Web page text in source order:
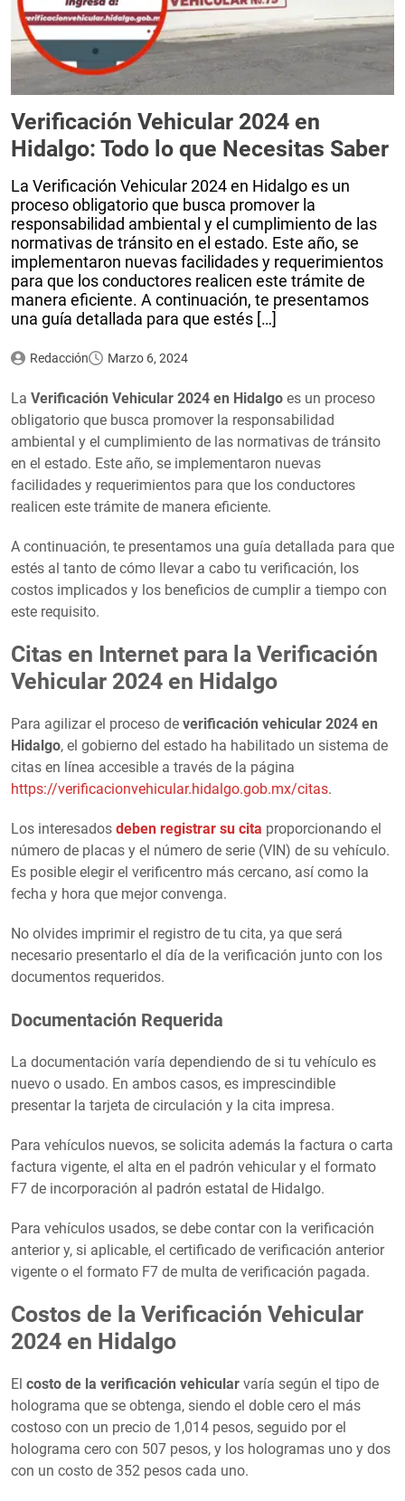
Verificación Vehicular 2024 en
Hidalgo: Todo lo que Necesitas Saber
La Verificación Vehicular 2024 en Hidalgo es un
proceso obligatorio que busca promover la
responsabilidad ambiental y el cumplimiento de las
normativas de tránsito en el estado. Este año, se
implementaron nuevas facilidades y requerimientos
para que los conductores realicen este trámite de
manera eficiente. A continuación, te presentamos
una guía detallada para que estés […]
Redacción Marzo 6, 2024
La Verificación Vehicular 2024 en Hidalgo es un proceso
obligatorio que busca promover la responsabilidad
ambiental y el cumplimiento de las normativas de tránsito
en el estado. Este año, se implementaron nuevas
facilidades y requerimientos para que los conductores
realicen este trámite de manera eficiente.
A continuación, te presentamos una guía detallada para que
estés al tanto de cómo llevar a cabo tu verificación, los
costos implicados y los beneficios de cumplir a tiempo con
este requisito.
Citas en Internet para la Verificación
Vehicular 2024 en Hidalgo
Para agilizar el proceso de verificación vehicular 2024 en
Hidalgo, el gobierno del estado ha habilitado un sistema de
citas en línea accesible a través de la página
https://verificacionvehicular.hidalgo.gob.mx/citas.
Los interesados deben registrar su cita proporcionando el
número de placas y el número de serie (VIN) de su vehículo.
Es posible elegir el verificentro más cercano, así como la
fecha y hora que mejor convenga.
No olvides imprimir el registro de tu cita, ya que será
necesario presentarlo el día de la verificación junto con los
documentos requeridos.
Documentación Requerida
La documentación varía dependiendo de si tu vehículo es
nuevo o usado. En ambos casos, es imprescindible
presentar la tarjeta de circulación y la cita impresa.
Para vehículos nuevos, se solicita además la factura o carta
factura vigente, el alta en el padrón vehicular y el formato
F7 de incorporación al padrón estatal de Hidalgo.
Para vehículos usados, se debe contar con la verificación
anterior y, si aplicable, el certificado de verificación anterior
vigente o el formato F7 de multa de verificación pagada.
Costos de la Verificación Vehicular
2024 en Hidalgo
El costo de la verificación vehicular varía según el tipo de
holograma que se obtenga, siendo el doble cero el más
costoso con un precio de 1,014 pesos, seguido por el
holograma cero con 507 pesos, y los hologramas uno y dos
con un costo de 352 pesos cada uno.